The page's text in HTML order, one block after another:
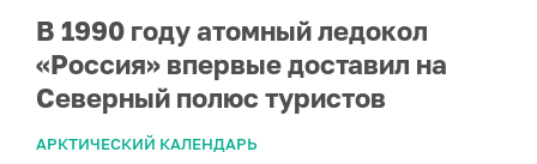
В 1990 году атомный ледокол
«Россия» впервые доставил на
Северный полюс туристов
АРКТИЧЕСКИЙ КАЛЕНДАРЬ